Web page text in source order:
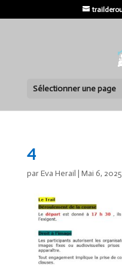
Sélectionner une page
4
parEva Herail | Mai 6, 2025